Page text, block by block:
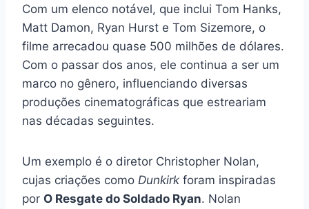
Com um elenco notável, que inclui Tom Hanks,
Matt Damon, Ryan Hurst e Tom Sizemore, o
filme arrecadou quase 500 milhões de dólares.
Com o passar dos anos, ele continua a ser um
marco no gênero, influenciando diversas
produções cinematográficas que estreariam
nas décadas seguintes.
Um exemplo é o diretor Christopher Nolan,
cujas criações como Dunkirk foram inspiradas
por O Resgate do Soldado Ryan. Nolan